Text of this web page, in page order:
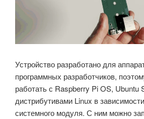
Устройство разработано для
программных разработчиков,
работать с Raspberry Pi OS, Ubuntu
дистрибутивами Linux в
системного модуля. С ним можно